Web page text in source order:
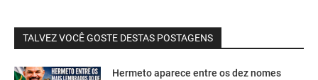
TALVEZ VOCÊ GOSTE DESTAS POSTAGENS
Hermeto aparece entre os dez nomes